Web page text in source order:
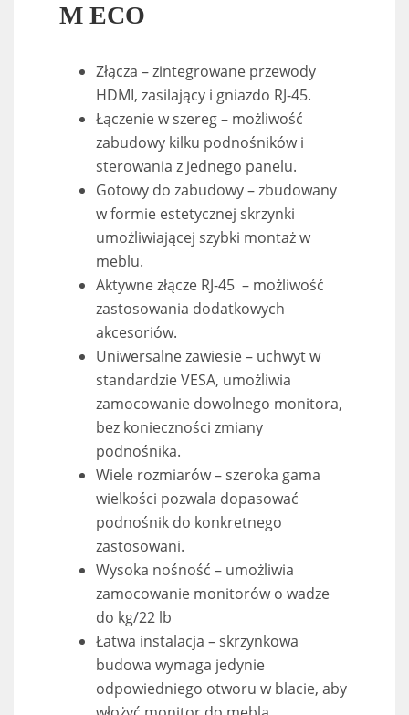
M ECO
Złącza – zintegrowane przewody
HDMI, zasilający i gniazdo RJ-45.
Łączenie w szereg – możliwość
zabudowy kilku podnośników i
sterowania z jednego panelu.
Gotowy do zabudowy – zbudowany
w formie estetycznej skrzynki
umożliwiającej szybki montaż w
meblu.
Aktywne złącze RJ-45 – możliwość
zastosowania dodatkowych
akcesoriów.
Uniwersalne zawiesie – uchwyt w
standardzie VESA, umożliwia
zamocowanie dowolnego monitora,
bez konieczności zmiany
podnośnika.
Wiele rozmiarów – szeroka gama
wielkości pozwala dopasować
podnośnik do konkretnego
zastosowani.
Wysoka nośność – umożliwia
zamocowanie monitorów o wadze
do kg/22 lb
Łatwa instalacja – skrzynkowa
budowa wymaga jedynie
odpowiedniego otworu w blacie, aby